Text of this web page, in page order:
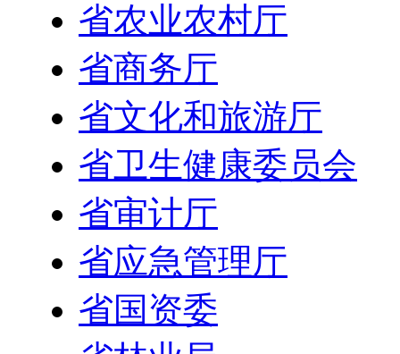
省农业农村厅
省商务厅
省文化和旅游厅
省卫生健康委员会
省审计厅
省应急管理厅
省国资委